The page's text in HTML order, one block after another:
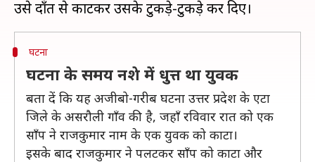
घटना
घटना के समय नशे में धुत्त था युवक
बता दें कि यह अजीबो-गरीब घटना उत्तर प्रदेश के एटा
जिले के असरौली गाँव की है, जहाँ रविवार रात को एक
साँप ने राजकुमार नाम के एक युवक को काटा।
इसके बाद राजकुमार ने पलटकर साँप को काटा और